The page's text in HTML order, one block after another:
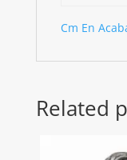
Cm En
Related